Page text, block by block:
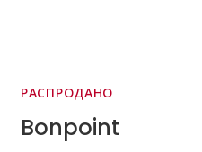
РАСПРОДАНО
Bonpoint